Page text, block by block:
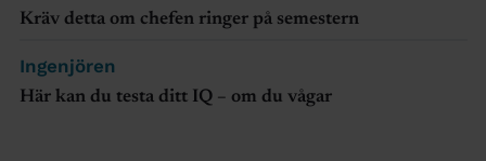
Kräv detta om chefen ringer på semestern
Ingenjören
Här kan du testa ditt IQ – om du vågar